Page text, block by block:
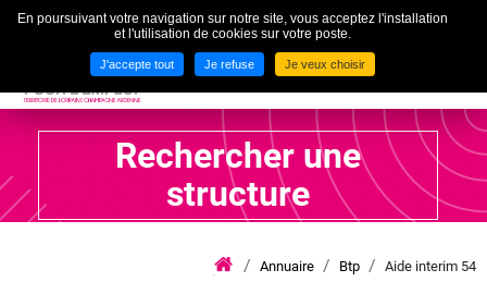
En poursuivant votre navigation sur notre site, vous acceptez l'installation
et l'utilisation de cookies sur votre poste.
J'accepte tout Je refuse Je veux choisir
Rechercher une
structure
Annuaire Btp Aide interim 54